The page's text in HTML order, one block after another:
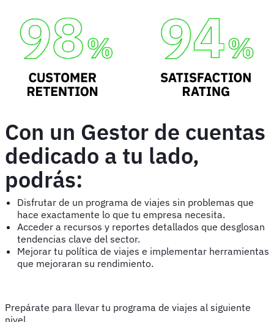
image
Con un Gestor de cuentas
dedicado a tu lado,
podrás:
Disfrutar de un programa de viajes sin problemas que
hace exactamente lo que tu empresa necesita.
Acceder a recursos y reportes detallados que desglosan
tendencias clave del sector.
Mejorar tu política de viajes e implementar herramientas
que mejoraran su rendimiento.
Prepárate para llevar tu programa de viajes al siguiente